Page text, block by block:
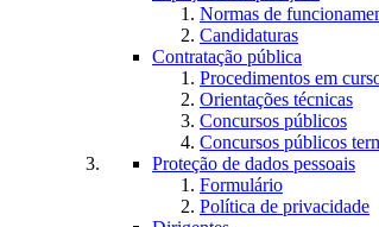
Normas de
Candidaturas
Contratação pública
Procedimentos em
Orientações técnicas
Concursos públicos
Concursos públicos
Proteção de dados pessoais
Formulário
Política de privacidade